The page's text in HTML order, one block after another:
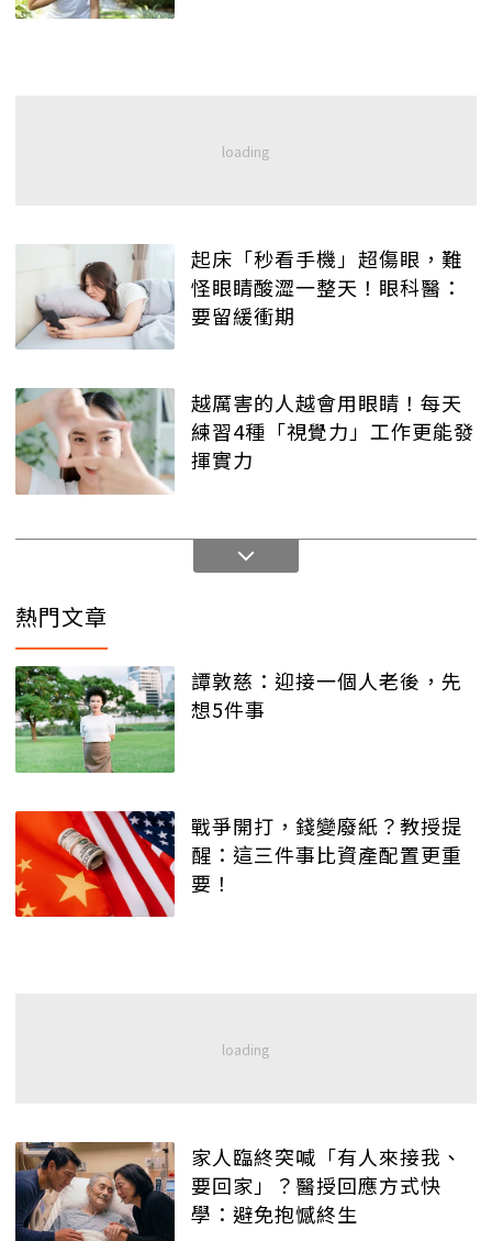
起床「秒看手機」超傷眼，難
怪眼睛酸澀一整天！眼科醫：
要留緩衝期
越厲害的人越會用眼睛！每天
練習4種「視覺力」工作更能發
揮實力
熱門文章
譚敦慈：迎接一個人老後，先
想5件事
戰爭開打，錢變廢紙？教授提
醒：這三件事比資產配置更重
要！
家人臨終突喊「有人來接我、
要回家」？醫授回應方式快
學：避免抱憾終生